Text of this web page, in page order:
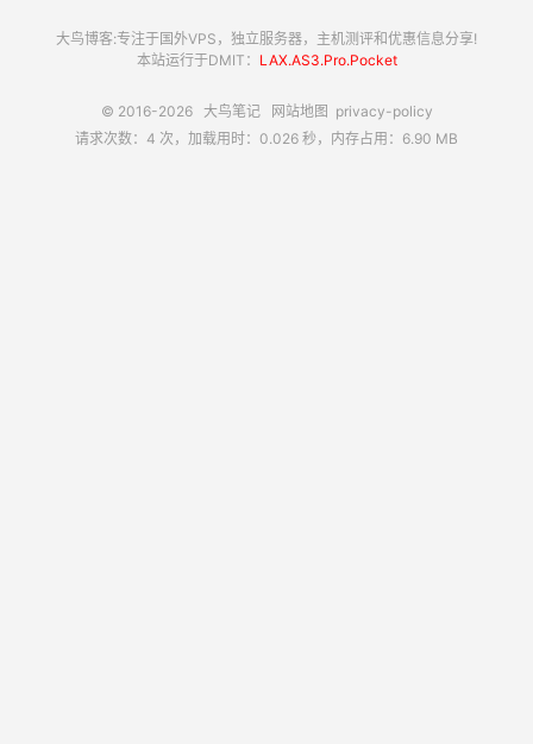
大鸟博客:专注于国外VPS，独立服务器，主机测评和优惠信息分享!
本站运行于DMIT： LAX.AS3.Pro.Pocket
© 2016-2026 大鸟笔记 网站地图 privacy-policy
请求次数：4 次，加载用时：0.026 秒，内存占用：6.90 MB